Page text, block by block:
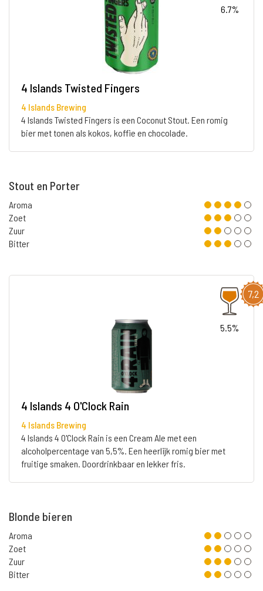
6.7%
4 Islands Twisted Fingers
4 Islands Brewing
4 Islands Twisted Fingers is een Coconut Stout. Een romig
bier met tonen als kokos, koffie en chocolade.
Stout en Porter
Aroma
Zoet
Zuur
Bitter
7,2
5.5%
4 Islands 4 O'Clock Rain
4 Islands Brewing
4 Islands 4 O'Clock Rain is een Cream Ale met een
alcoholpercentage van 5,5%. Een heerlijk romig bier met
fruitige smaken. Doordrinkbaar en lekker fris.
Blonde bieren
Aroma
Zoet
Zuur
Bitter